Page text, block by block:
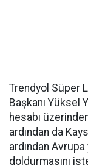
Trendyol Süper
Başkanı Yüksel
hesabı
ardından da
ardından
doldurmasını